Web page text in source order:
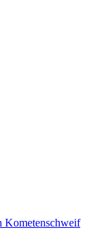
Kometenschweif